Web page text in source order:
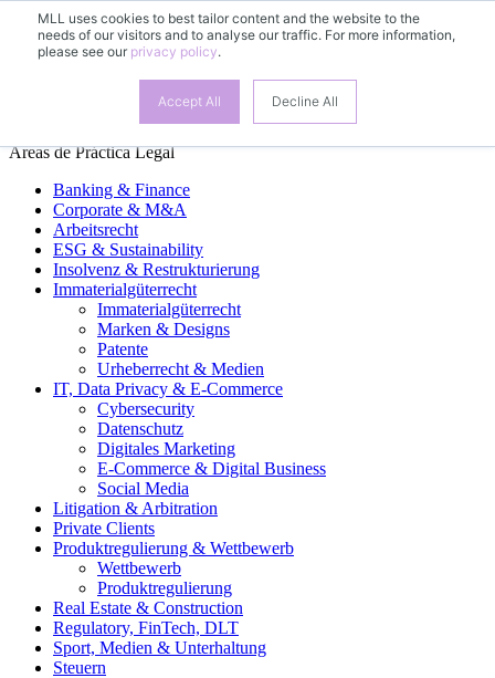
MLL uses cookies to best tailor content and the website to the
needs of our visitors and to analyse our traffic. For more information,
please see our privacy policy.
Accept All Decline All
ENFR
Áreas de Práctica Legal
Banking & Finance
Corporate & M&A
Arbeitsrecht
ESG & Sustainability
Insolvenz & Restrukturierung
Immaterialgüterrecht
Immaterialgüterrecht
Marken & Designs
Patente
Urheberrecht & Medien
IT, Data Privacy & E-Commerce
Cybersecurity
Datenschutz
Digitales Marketing
E-Commerce & Digital Business
Social Media
Litigation & Arbitration
Private Clients
Produktregulierung & Wettbewerb
Wettbewerb
Produktregulierung
Real Estate & Construction
Regulatory, FinTech, DLT
Sport, Medien & Unterhaltung
Steuern